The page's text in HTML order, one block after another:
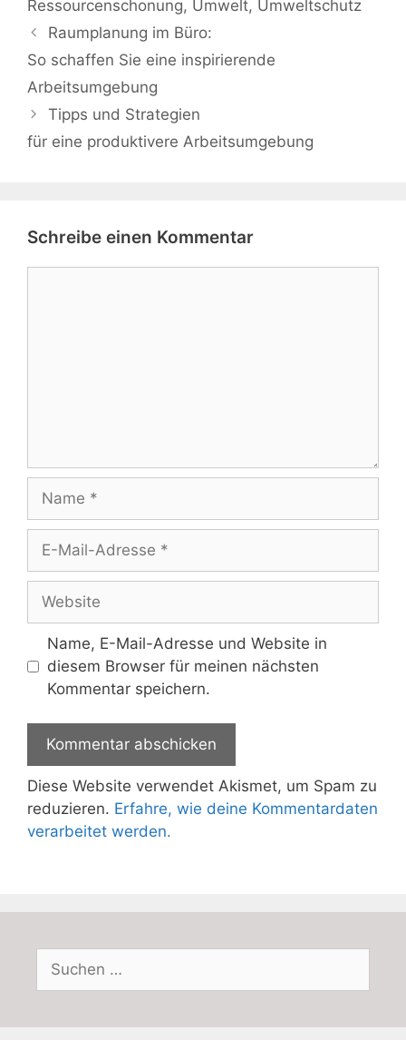
Ressourcenschonung, Umwelt, Umweltschutz
Raumplanung im Büro:
So schaffen Sie eine inspirierende
Arbeitsumgebung
Tipps und Strategien
für eine produktivere Arbeitsumgebung
Schreibe einen Kommentar
Mail-
Adresse
Name, E-Mail-Adresse und Website in
diesem Browser für meinen nächsten
Kommentar speichern.
Diese Website verwendet Akismet, um Spam zu
reduzieren. Erfahre, wie deine Kommentardaten
verarbeitet werden.
nach: